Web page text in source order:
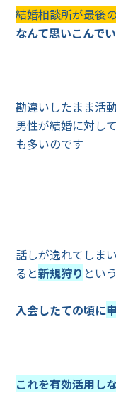
結婚相談所が最後
なんて思いこんで
勘違いしたまま活
男性が結婚に対し
も多いのです
話しが逸れてしま
ると新規狩り とい
入会したての頃に
これを有効活用し